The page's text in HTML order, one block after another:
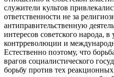
служители культов
ответственности не за
антиправительственную
интересов советского народа,
контрреволюции и
Естественно поэтому, что
врагов социалистического
борьбу против тех